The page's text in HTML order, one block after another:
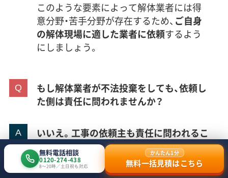
このような要素によって解体業者には得
意分野・苦手分野が存在するため、 ご自身
の解体現場に適した業者に依頼するよう
にしましょう。
もし解体業者が不法投棄をしても、依頼し
た側は責任に問われませんか？
いいえ。工事の依頼主も責任に問われるこ
とがあります。
廃棄物がどのように処分されたか責任を
無料電話相談
0120-274-438
8〜20時／土日祝も対応
かんたん1分
無料一括見積はこちら